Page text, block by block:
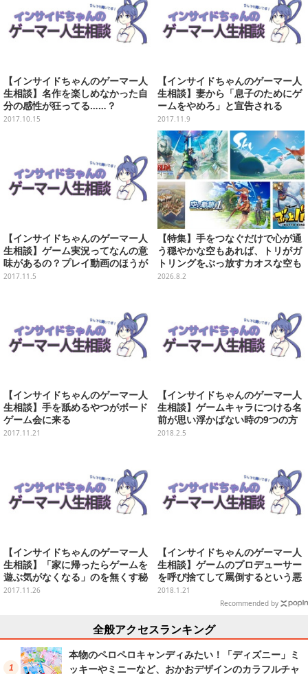
【インサイドちゃんのゲーマー人
生相談】名作を楽しめなかった自
分の感性が狂ってる……？
2017.10.15
【インサイドちゃんのゲーマー人
生相談】妻から「息子のためにゲ
ームをやめろ」と宣告される
2017.11.9
【インサイドちゃんのゲーマー人
生相談】ゲーム実況ってなんの意
味があるの？プレイ動画のほうが
よくない？
2017.11.5
【特集】手をつなぐだけで心が通
う穏やかな空もあれば、トリがガ
トリングをぶっ放すカオスな空も
ある！“空”がテーマのおすすめゲ
2026.8.2
【インサイドちゃんのゲーマー人
生相談】手を舐めるやつがボード
ゲーム会に来る
2017.11.21
【インサイドちゃんのゲーマー人
生相談】ゲームキャラにつける名
前が思い浮かばない時の9つの方
法
2018.2.5
【インサイドちゃんのゲーマー人
生相談】「家に帰ったらゲームを
遊ぶ気がなくなる」のを無くす秘
訣
2017.11.26
【インサイドちゃんのゲーマー人
生相談】ゲームのプロデューサー
を呼び捨てして罵倒するという悪
意
2018.1.21
Recommended by
全般アクセスランキング
本物のペロペロキャンディみたい！「ディズニー」ミ
ッキーやミニーなど、おかおデザインのカラフルチャ